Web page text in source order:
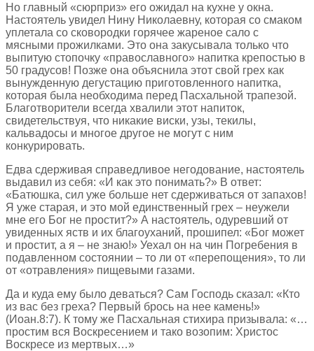
Но главный «сюрприз» его ожидал на кухне у окна.
Настоятель увидел Нину Николаевну, которая со смаком
уплетала со сковородки горячее жареное сало с
мясными прожилками. Это она закусывала только что
выпитую стопочку «православного» напитка крепостью в
50 градусов! Позже она объяснила этот свой грех как
вынужденную дегустацию приготовленного напитка,
которая была необходима перед Пасхальной трапезой.
Благотворители всегда хвалили этот напиток,
свидетельствуя, что никакие виски, узы, текилы,
кальвадосы и многое другое не могут с ним
конкурировать.
Едва сдерживая справедливое негодование, настоятель
выдавил из себя: «И как это понимать?» В ответ:
«Батюшка, сил уже больше нет сдерживаться от запахов!
Я уже старая, и это мой единственный грех – неужели
мне его Бог не простит?» А настоятель, одуревший от
увиденных яств и их благоуханий, прошипел: «Бог может
и простит, а я – не знаю!» Уехал он на чин Погребения в
подавленном состоянии – то ли от «перепощения», то ли
от «отравления» пищевыми газами.
Да и куда ему было деваться? Сам Господь сказал: «Кто
из вас без греха? Первый брось на нее камень!»
(Иоан.8:7). К тому же Пасхальная стихира призывала: «…
простим вся Воскресением и тако возопим: Христос
Воскресе из мертвых…»